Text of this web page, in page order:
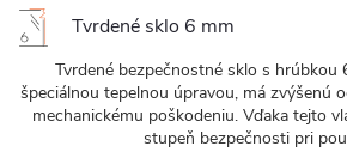
Tvrdené sklo 6 mm
Tvrdené bezpečnostné sklo s hrúbkou
špeciálnou tepelnou úpravou, má zvýšenú
mechanickému poškodeniu. Vďaka tejto
stupeň bezpečnosti pri